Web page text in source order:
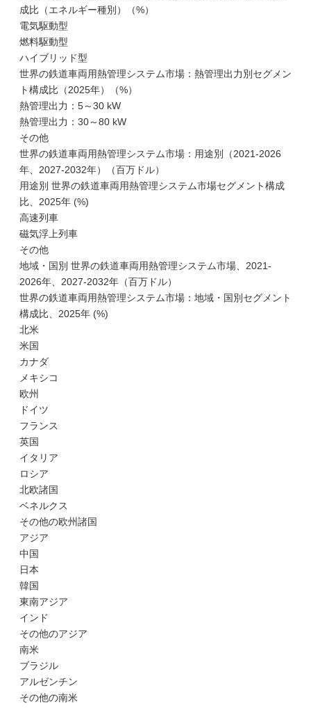
成比（エネルギー種別）（%）
電気駆動型
燃料駆動型
ハイブリッド型
世界の鉄道車両用熱管理システム市場：熱管理出力別セグメン
ト構成比（2025年）（%）
熱管理出力：5～30 kW
熱管理出力：30～80 kW
その他
世界の鉄道車両用熱管理システム市場：用途別（2021-2026
年、2027-2032年）（百万ドル）
用途別 世界の鉄道車両用熱管理システム市場セグメント構成
比、2025年 (%)
高速列車
磁気浮上列車
その他
地域・国別 世界の鉄道車両用熱管理システム市場、2021-
2026年、2027-2032年（百万ドル）
世界の鉄道車両用熱管理システム市場：地域・国別セグメント
構成比、2025年 (%)
北米
米国
カナダ
メキシコ
欧州
ドイツ
フランス
英国
イタリア
ロシア
北欧諸国
ベネルクス
その他の欧州諸国
アジア
中国
日本
韓国
東南アジア
インド
その他のアジア
南米
ブラジル
アルゼンチン
その他の南米